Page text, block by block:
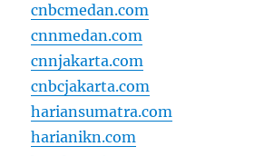
cnbcmedan.com
cnnmedan.com
cnnjakarta.com
cnbcjakarta.com
hariansumatra.com
harianikn.com